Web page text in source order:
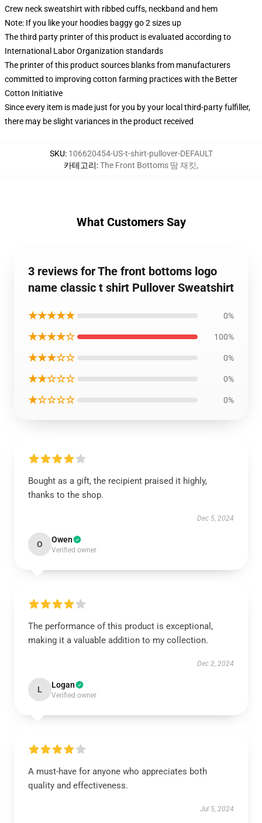
Crew neck sweatshirt with ribbed cuffs, neckband and hem
Note: If you like your hoodies baggy go 2 sizes up
The third party printer of this product is evaluated according to
International Labor Organization standards
The printer of this product sources blanks from manufacturers
committed to improving cotton farming practices with the Better
Cotton Initiative
Since every item is made just for you by your local third-party fulfiller,
there may be slight variances in the product received
SKU: 106620454-US-t-shirt-pullover-DEFAULT
카테고리:The Front Bottoms 땀 재킷,
What Customers Say
3 reviews for The front bottoms logo
name classic t shirt Pullover Sweatshirt
★★★★★ 0%
★★★★☆ 100%
★★★☆☆ 0%
★★☆☆☆ 0%
★☆☆☆☆ 0%
Bought as a gift, the recipient praised it highly,
thanks to the shop.
Dec 5, 2024
O Owen
Verified owner
The performance of this product is exceptional,
making it a valuable addition to my collection.
Dec 2, 2024
L Logan
Verified owner
A must-have for anyone who appreciates both
quality and effectiveness.
Jul 5, 2024